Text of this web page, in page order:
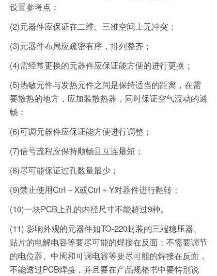
设置参考点；
(2)元器件应保证在二维、三维空间上无冲突；
(3)元器件布局应疏密有序，排列整齐；
(4)需经常更换的元器件应保证能方便的进行更换；
(5)热敏元件与发热元件之间是保持适当的距离，在需
要散热的地方，应加装散热器，同时保证空气流动的通
畅；
(6)可调元器件应保证能方便进行调整；
(7)信号流程应保持顺畅且互连最短；
(8)尽可能保证过孔数量最少；
(9)禁止使用Ctrl＋X或Ctrl＋Y对器件进行翻转；
(10)一块PCB上孔的内径尺寸不能超过9种。
(11) 影响外观的元器件如TO-220封装的三端稳压器、
贴片的电解电容等要尽可能的焊接在反面；不需要调节
的电位器、中周和可调电容等要尽可能的焊接在反面，
不能透过PCB焊接，并且要在产品规格书中要特别说